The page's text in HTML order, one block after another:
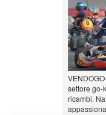
settore go-
ricambi.